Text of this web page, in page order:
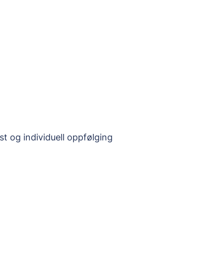
og individuell oppfølging